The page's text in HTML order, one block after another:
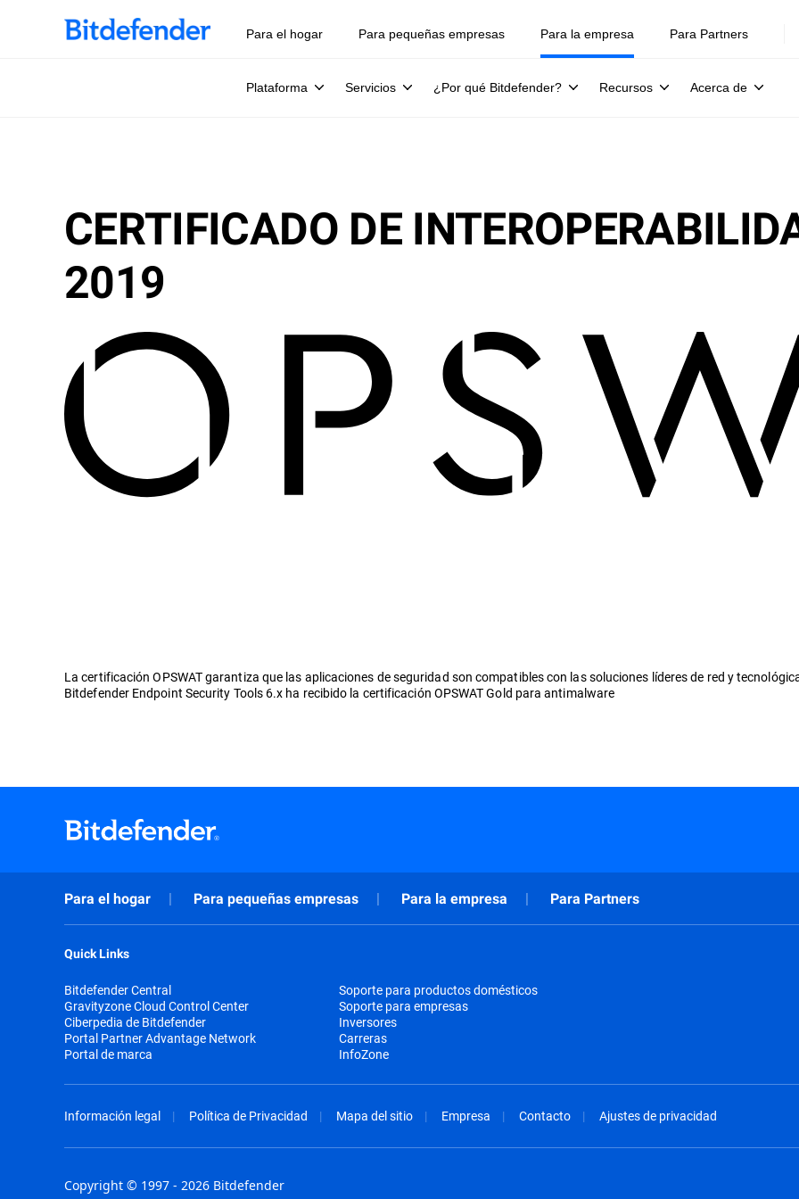
Para el hogar Para pequeñas empresas Para la empresa
Plataforma Servicios ¿Por qué Bitdefender? Recursos Acerca de
Para Partners
CERTIFICADO DE
2019
La certificación OPSWAT garantiza que las aplicaciones de seguridad son compatibles con las soluciones líderes de red y
Bitdefender Endpoint Security Tools 6.x ha recibido la certificación OPSWAT Gold para antimalware
Para el hogar Para pequeñas empresas Para la empresa Para Partners
Quick Links
Bitdefender Central
Gravityzone Cloud Control Center
Ciberpedia de Bitdefender
Portal Partner Advantage Network
Portal de marca
Soporte para productos domésticos
Soporte para empresas
Inversores
Carreras
InfoZone
Información legal Política de Privacidad Mapa del sitio Empresa Contacto Ajustes de privacidad
Copyright © 1997 - 2026 Bitdefender